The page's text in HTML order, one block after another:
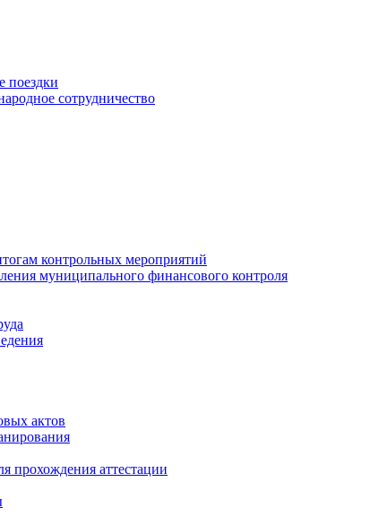
поездки
сотрудничество
контрольных мероприятий
муниципального финансового контроля
актов
прохождения аттестации